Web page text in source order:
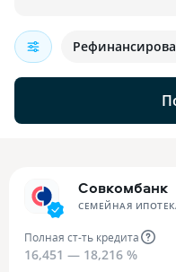
Совкомбанк
СЕМЕЙНАЯ
Полная ст-ть кредита
16,451 — 18,216 %